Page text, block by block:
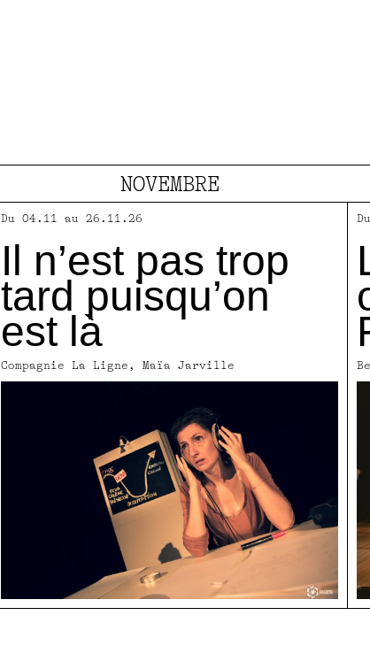
NOVEMBRE
Du 04.11 au 26.11.26
Il n’est pas trop
tard puisqu’on
est là
Compagnie La Ligne, Maïa Jarville